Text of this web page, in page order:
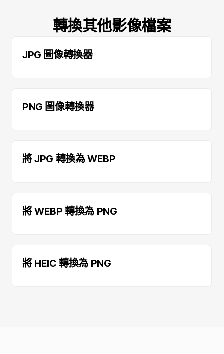
轉換其他影像檔案
JPG 圖像轉換器
PNG 圖像轉換器
將 JPG 轉換為 WEBP
將 WEBP 轉換為 PNG
將 HEIC 轉換為 PNG